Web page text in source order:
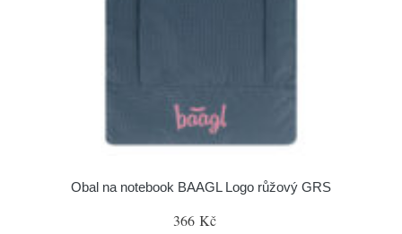
Obal na notebook BAAGL Logo růžový GRS
366 Kč